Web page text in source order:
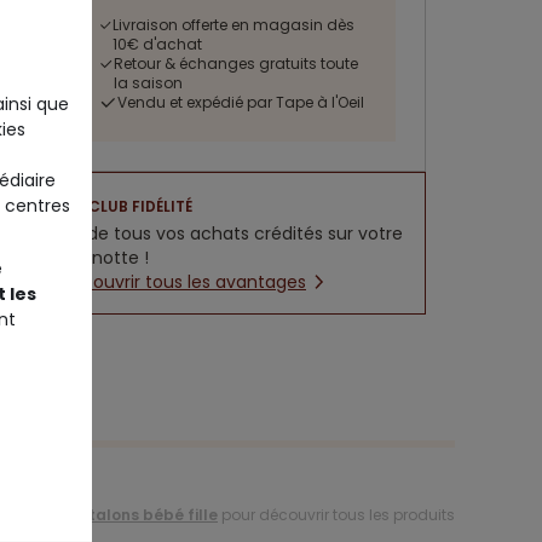
Livraison offerte en magasin dès
10€ d'achat
Retour & échanges gratuits toute
la saison
Vendu et expédié par Tape à l'Oeil
CLUB FIDÉLITÉ
5% de tous vos achats crédités sur votre
cagnotte !
Découvrir tous les avantages
de
pantalons bébé fille pour découvrir tous les produits
que
les